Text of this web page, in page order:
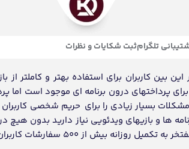
تلگرامثبت شکایات و نظرات
بین کاربران برای استفاده بهتر و کاملتر از
برای پرداختهای درون برنامه ای موجود است اما
بسیار زیادی را برای حریم شخصی
ها و بازیهای ویدئویی نیاز دارید بدون هیچ
سفارشات کاربران ایرانی میباشد.